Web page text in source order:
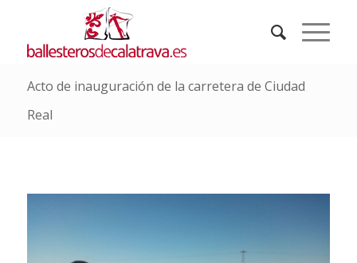
Acto de inauguración de la carretera de Ciudad
Real